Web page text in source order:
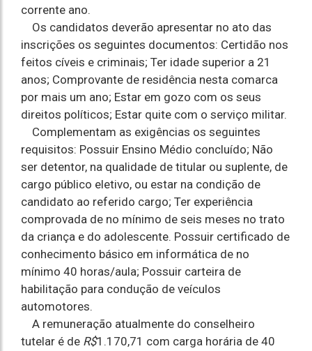
corrente ano.
Os candidatos deverão apresentar no ato das
inscrições os seguintes documentos: Certidão nos
feitos cíveis e criminais; Ter idade superior a 21
anos; Comprovante de residência nesta comarca
por mais um ano; Estar em gozo com os seus
direitos políticos; Estar quite com o serviço militar.
Complementam as exigências os seguintes
requisitos: Possuir Ensino Médio concluído; Não
ser detentor, na qualidade de titular ou suplente, de
cargo público eletivo, ou estar na condição de
candidato ao referido cargo; Ter experiência
comprovada de no mínimo de seis meses no trato
da criança e do adolescente. Possuir certificado de
conhecimento básico em informática de no
mínimo 40 horas/aula; Possuir carteira de
habilitação para condução de veículos
automotores.
A remuneração atualmente do conselheiro
tutelar é de R$1.170,71 com carga horária de 40